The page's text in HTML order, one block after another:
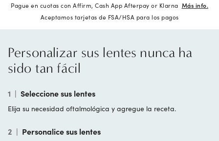
Pague en cuotas con Affirm, Cash App Afterpay or Klarna Más info.
Aceptamos tarjetas de FSA/HSA para los pagos
Personalizar sus lentes nunca ha
sido tan fácil
1 | Seleccione sus lentes
Elija su necesidad oftalmológica y agregue la receta.
2 | Personalice sus lentes